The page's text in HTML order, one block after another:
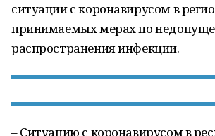
ситуации с коронавирусом в
принимаемых мерах по
распространения инфекции.
– Ситуацию с коронавирусом в